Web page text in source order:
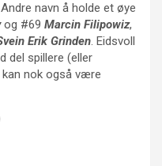
navn å holde et øye
og #69 Marcin Filipowiz,
Erik Grinden. Eidsvoll
del spillere (eller
kan nok også være